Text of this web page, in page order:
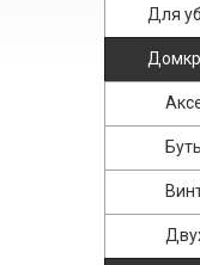
Для